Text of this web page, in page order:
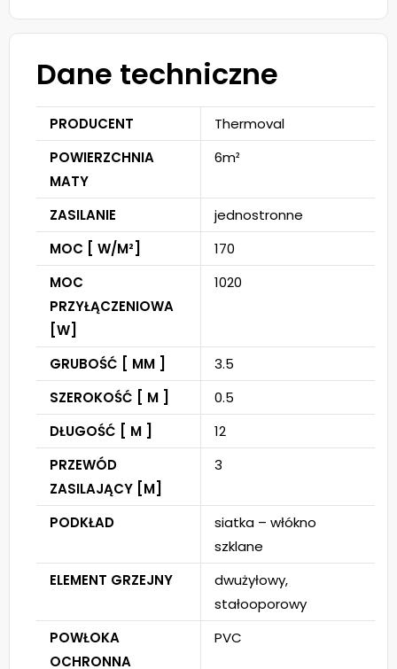
Dane techniczne
PRODUCENT
Thermoval
POWIERZCHNIA
MATY
6m²
ZASILANIE
jednostronne
MOC [ W/M²]
170
MOC
PRZYŁĄCZENIOWA
[W]
1020
GRUBOŚĆ [ MM ]
3.5
SZEROKOŚĆ [ M ]
0.5
DŁUGOŚĆ [ M ]
12
PRZEWÓD
ZASILAJĄCY [M]
3
PODKŁAD
siatka – włókno
szklane
ELEMENT GRZEJNY
dwużyłowy,
stałooporowy
POWŁOKA
OCHRONNA
PVC